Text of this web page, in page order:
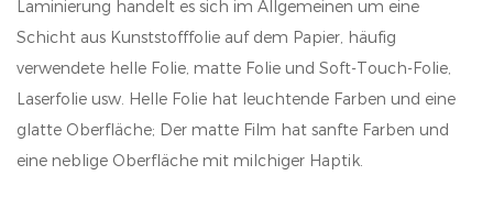
Laminierung handelt es sich im Allgemeinen um eine
Schicht aus Kunststofffolie auf dem Papier, häufig
verwendete helle Folie, matte Folie und Soft-Touch-Folie,
Laserfolie usw. Helle Folie hat leuchtende Farben und eine
glatte Oberfläche; Der matte Film hat sanfte Farben und
eine neblige Oberfläche mit milchiger Haptik.